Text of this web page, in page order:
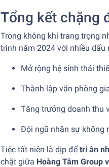
Tổng kết chặng
Trong không khí trang trọng
trình năm 2024 với nhiều dấu
Mở rộng hệ sinh thái
Thành lập văn phòng
Tăng trưởng doanh thu
Đội ngũ nhân sự không
Tiệc tất niên là dịp đểtri ân
chặt giữa Hoàng Tâm Group